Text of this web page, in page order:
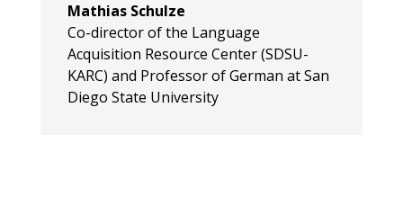
Mathias Schulze
Co-director of the Language
Acquisition Resource Center (SDSU-
KARC) and Professor of German at San
Diego State University